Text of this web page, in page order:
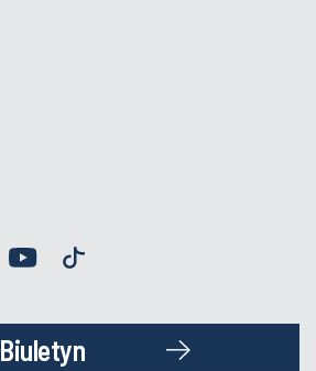
Biuletyn